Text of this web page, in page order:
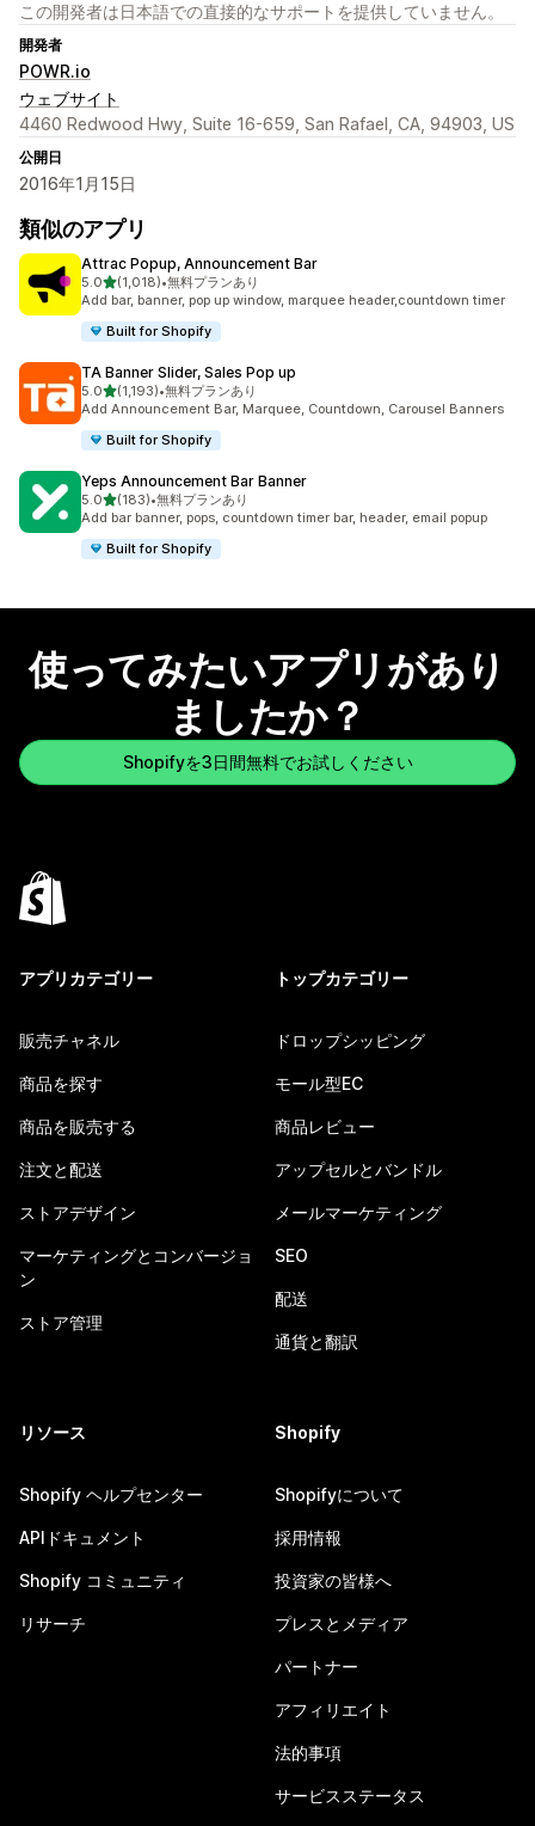
この開発者は日本語での直接的なサポートを提供していません。
開発者
POWR.io
ウェブサイト
4460 Redwood Hwy, Suite 16-659, San Rafael, CA, 94903, US
公開日
2016年1月15日
類似のアプリ
Attrac Popup, Announcement Bar
5.05つ星中
(1,018)
合計レビュー数：1018件
•無料プランあり
Add bar, banner, pop up window, marquee header,countdown timer
Built for Shopify
TA Banner Slider, Sales Pop up
5.05つ星中
(1,193)
合計レビュー数：1193件
•無料プランあり
Add Announcement Bar, Marquee, Countdown, Carousel Banners
Built for Shopify
Yeps Announcement Bar Banner
5.05つ星中
(183)
合計レビュー数：183件
•無料プランあり
Add bar banner, pops, countdown timer bar, header, email popup
Built for Shopify
使ってみたいアプリがあり
ましたか？
Shopifyを3日間無料でお試しください
アプリカテゴリー
販売チャネル
商品を探す
商品を販売する
注文と配送
ストアデザイン
マーケティングとコンバージョ
ン
ストア管理
トップカテゴリー
ドロップシッピング
モール型EC
商品レビュー
アップセルとバンドル
メールマーケティング
SEO
配送
通貨と翻訳
リソース
Shopify ヘルプセンター
APIドキュメント
Shopify コミュニティ
リサーチ
Shopify
Shopifyについて
採用情報
投資家の皆様へ
プレスとメディア
パートナー
アフィリエイト
法的事項
サービスステータス